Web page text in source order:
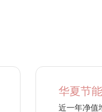
华夏节
近一年净值